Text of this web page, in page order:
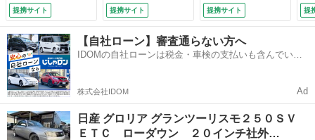
オートライト デュ
アルエアコン キー
レス 黒木目調パネ
ル クロームメッキ
グリル フォグラン
プ （検9.8）
提携サイト
ルーズコントロー
ル リアエアコン
２０００ｃｃターボ
（なし）
提携サイト
ーステアリング パ
ワーウィンドウ
（車検整備付）
提携サイト
Ｔ
Ｄ
チ
ウ
提
【自社ローン】審査通らない方へ
IDOMの自社ローンは税金・車検の支払いも含んでいる
株式会社IDOM Ad
日産 グロリア グランツーリスモ２５０ＳＶ
ＥＴＣ ローダウン ２０インチ社外…